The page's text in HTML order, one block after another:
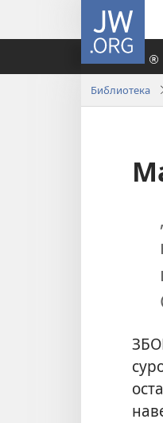
JW.ORG
Библиотека